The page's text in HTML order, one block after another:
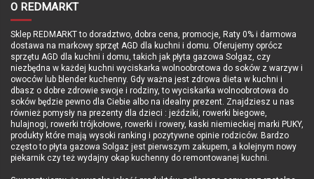
Podpórka
Wyposażenie Bagażnik
Waga 11,3 kg (* bez pedałów i podpórki)
Produkcja Niemcy / Polska
Podmiot odpowiedzialny
PUKY GmbH & Co. KG Fortuna Str. 11
42489 Wülfrath Niemcyinfo@puky.de
Gwarancja
24 miesięce / z opcją darmowego
przedłużenia po rejestracji produktu
do 60 miesięcy
Lockstar retro zielony 9437
PUKY
69,00 zł
retrozielony
O REDMARKT
Sklep REDMARKT to doradztwo, dobra cena, promocje, Raty 0% i darmowa
dostawa na markowy sprzęt AGD dla kuchni i domu. Oferujemy oprócz
sprzętu AGD dla kuchni i domu, takich jak płyta gazowa Solgaz, czy
niezbędna w każdej kuchni wyciskarka wolnoobrotowa do soków z warzyw i
owoców lub blender kuchenny. Gdy ważna jest zdrowa dieta w kuchni i
dbasz o dobre zdrowie swoje i rodziny, to wyciskarka wolnoobrotowa do
soków będzie pewno dla Ciebie albo na idealny prezent. Znajdziesz u nas
również pomysły na prezenty dla dzieci : jeździki, rowerki biegowe,
hulajnogi, rowerki trójkołowe, rowerki i rowery, kaski niemieckiej marki PUKY,
produkty które mają wysoki ranking i pozytywne opinie rodziców. Bardzo
często to płyta gazowa Solgaz jest pierwszym zakupem, a kolejnym nowy
piekarnik czy też wydajny okap kuchenny do remontowanej kuchni.